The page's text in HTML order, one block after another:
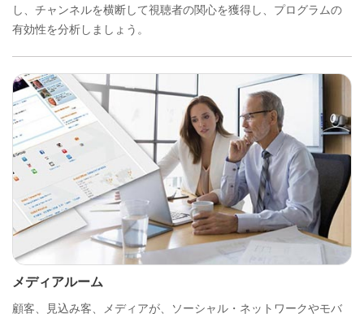
し、チャンネルを横断して視聴者の関心を獲得し、プログラムの
有効性を分析しましょう。
メディアルーム
顧客、見込み客、メディアが、ソーシャル・ネットワークやモバ